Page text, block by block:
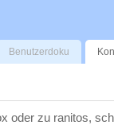
Benutzerdoku
oder zu ranitos,